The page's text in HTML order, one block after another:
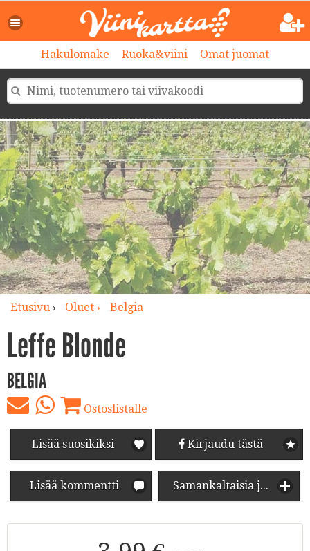
Hakulomake Ruoka&viini Omat juomat
Etusivu› Oluet › Belgia
Leffe Blonde
BELGIA
Ostoslistalle
Lisää suosikiksi Kirjaudu tästä
Lisää kommentti Samankaltaisia juomia